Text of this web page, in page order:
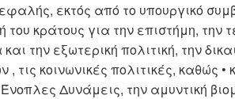
εκτός από το υπουργικό
κράτους για την επιστήμη, την
την εξωτερική πολιτική, την
κοινωνικές πολιτικές, καθώς •
Δυνάμεις, την αμυντική